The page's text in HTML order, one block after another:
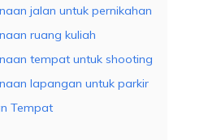
jalan untuk pernikahan
ruang kuliah
tempat untuk shooting
lapangan untuk parkir
Tempat